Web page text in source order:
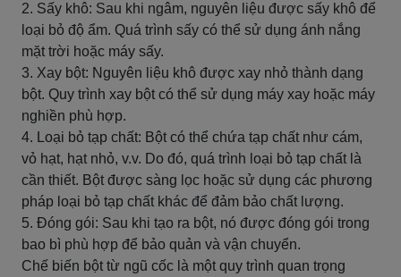
2. Sấy khô: Sau khi ngâm, nguyên liệu được sấy khô để
loại bỏ độ ẩm. Quá trình sấy có thể sử dụng ánh nắng
mặt trời hoặc máy sấy.
3. Xay bột: Nguyên liệu khô được xay nhỏ thành dạng
bột. Quy trình xay bột có thể sử dụng máy xay hoặc máy
nghiền phù hợp.
4. Loại bỏ tạp chất: Bột có thể chứa tạp chất như cám,
vỏ hạt, hạt nhỏ, v.v. Do đó, quá trình loại bỏ tạp chất là
cần thiết. Bột được sàng lọc hoặc sử dụng các phương
pháp loại bỏ tạp chất khác để đảm bảo chất lượng.
5. Đóng gói: Sau khi tạo ra bột, nó được đóng gói trong
bao bì phù hợp để bảo quản và vận chuyển.
Chế biến bột từ ngũ cốc là một quy trình quan trọng